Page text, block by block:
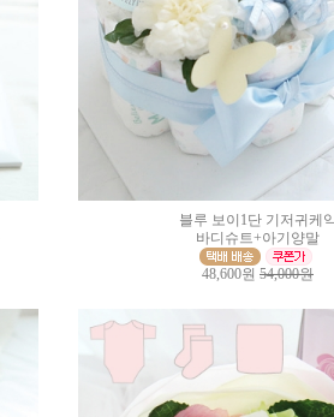
블루 보이1단 기저귀케
바디슈트+아기양말
48,600원 54,000원